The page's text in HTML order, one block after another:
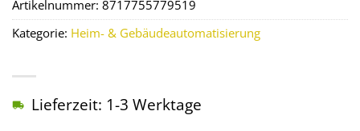
Lieferzeit: 1-3 Werktage
Artikelnummer: 8717755779519
Kategorie: Heim- & Gebäudeautomatisierung